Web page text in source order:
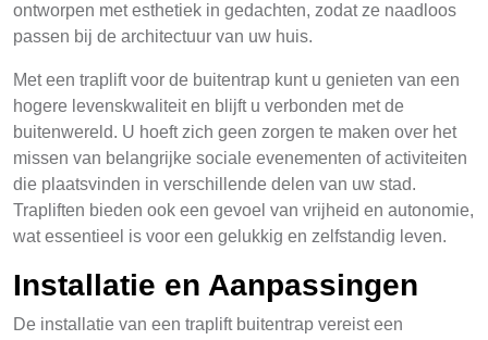
ontworpen met esthetiek in gedachten, zodat ze naadloos
passen bij de architectuur van uw huis.
Met een traplift voor de buitentrap kunt u genieten van een
hogere levenskwaliteit en blijft u verbonden met de
buitenwereld. U hoeft zich geen zorgen te maken over het
missen van belangrijke sociale evenementen of activiteiten
die plaatsvinden in verschillende delen van uw stad.
Trapliften bieden ook een gevoel van vrijheid en autonomie,
wat essentieel is voor een gelukkig en zelfstandig leven.
Installatie en Aanpassingen
De installatie van een traplift buitentrap vereist een